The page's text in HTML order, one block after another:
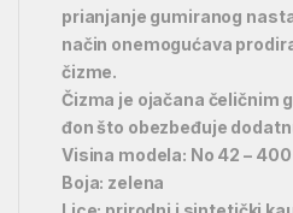
prianjanje gumiranog
način onemogućava
čizme.
Čizma je ojačana čeličnim
đon što obezbeđuje
Visina modela: No 42 –
Boja: zelena